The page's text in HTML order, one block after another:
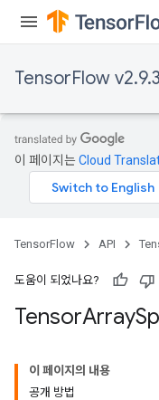
TensorFlow v2.9.3
이 페이지는Cloud
TensorFlow API
도움이 되었나요?
TensorArray
이 페이지의 내용
공개 방법